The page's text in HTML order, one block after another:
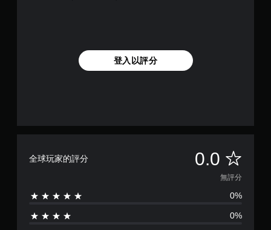
登入以評分
全球玩家的評分 0.0 無
評
分
無評分
0%
0%